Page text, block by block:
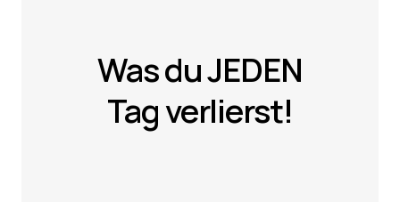
Was du JEDEN
Tag verlierst!
Zeit
Geld
Nerven